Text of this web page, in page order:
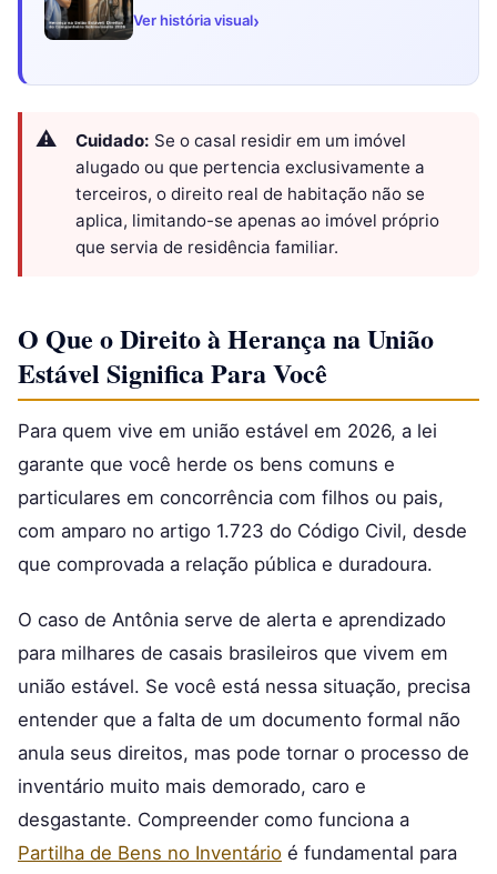
Ver história visual›
Cuidado: Se o casal residir em um imóvel
alugado ou que pertencia exclusivamente a
terceiros, o direito real de habitação não se
aplica, limitando-se apenas ao imóvel próprio
que servia de residência familiar.
O Que o Direito à Herança na União
Estável Significa Para Você
Para quem vive em união estável em 2026, a lei
garante que você herde os bens comuns e
particulares em concorrência com filhos ou pais,
com amparo no artigo 1.723 do Código Civil, desde
que comprovada a relação pública e duradoura.
O caso de Antônia serve de alerta e aprendizado
para milhares de casais brasileiros que vivem em
união estável. Se você está nessa situação, precisa
entender que a falta de um documento formal não
anula seus direitos, mas pode tornar o processo de
inventário muito mais demorado, caro e
desgastante. Compreender como funciona a
Partilha de Bens no Inventário é fundamental para